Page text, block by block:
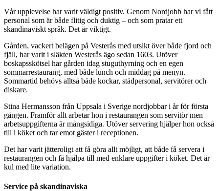
Vår upplevelse har varit väldigt positiv. Genom Nordjobb har vi fått
personal som är både flitig och duktig – och som pratar ett
skandinaviskt språk. Det är viktigt.
Gården, vackert belägen på Vesterås med utsikt över både fjord och
fjäll, har varit i släkten Westerås ägo sedan 1603. Utöver
boskapsskötsel har gården idag stuguthyrning och en egen
sommarrestaurang, med både lunch och middag på menyn.
Sommartid behövs alltså både kockar, städpersonal, servitörer och
diskare.
Stina Hermansson från Uppsala i Sverige nordjobbar i år för första
gången. Framför allt arbetar hon i restaurangen som servitör men
arbetsuppgifterna är mångsidiga. Utöver servering hjälper hon också
till i köket och tar emot gäster i receptionen.
Det har varit jätteroligt att få göra allt möjligt, att både få servera i
restaurangen och få hjälpa till med enklare uppgifter i köket. Det är
kul med lite variation.
Service på skandinaviska